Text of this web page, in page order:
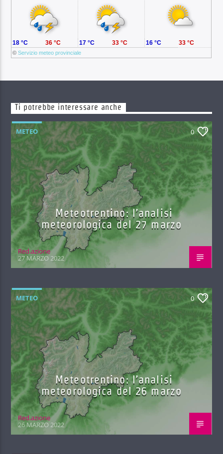
©Servizio meteo provinciale
18 °C 36 °C 17 °C 33 °C 16 °C 33 °C
Ti potrebbe interessare anche
METEO 0
Meteotrentino: l’analisi
meteorologica del 27 marzo
Red.azione
27 MARZO 2022
METEO 0
Meteotrentino: l’analisi
meteorologica del 26 marzo
Red.azione
26 MARZO 2022